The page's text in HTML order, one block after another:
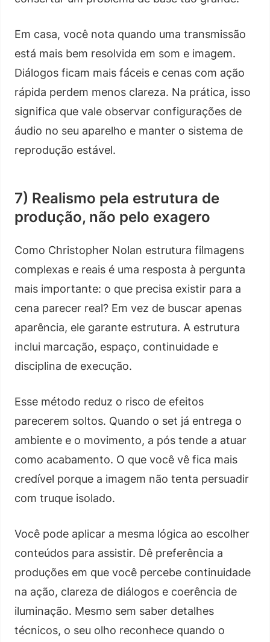
Em casa, você nota quando uma transmissão
está mais bem resolvida em som e imagem.
Diálogos ficam mais fáceis e cenas com ação
rápida perdem menos clareza. Na prática, isso
significa que vale observar configurações de
áudio no seu aparelho e manter o sistema de
reprodução estável.
7) Realismo pela estrutura de
produção, não pelo exagero
Como Christopher Nolan estrutura filmagens
complexas e reais é uma resposta à pergunta
mais importante: o que precisa existir para a
cena parecer real? Em vez de buscar apenas
aparência, ele garante estrutura. A estrutura
inclui marcação, espaço, continuidade e
disciplina de execução.
Esse método reduz o risco de efeitos
parecerem soltos. Quando o set já entrega o
ambiente e o movimento, a pós tende a atuar
como acabamento. O que você vê fica mais
credível porque a imagem não tenta persuadir
com truque isolado.
Você pode aplicar a mesma lógica ao escolher
conteúdos para assistir. Dê preferência a
produções em que você percebe continuidade
na ação, clareza de diálogos e coerência de
iluminação. Mesmo sem saber detalhes
técnicos, o seu olho reconhece quando o